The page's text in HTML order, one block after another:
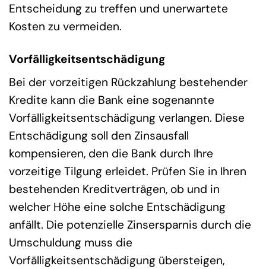
Entscheidung zu treffen und unerwartete
Kosten zu vermeiden.
Vorfälligkeitsentschädigung
Bei der vorzeitigen Rückzahlung bestehender
Kredite kann die Bank eine sogenannte
Vorfälligkeitsentschädigung verlangen. Diese
Entschädigung soll den Zinsausfall
kompensieren, den die Bank durch Ihre
vorzeitige Tilgung erleidet. Prüfen Sie in Ihren
bestehenden Kreditverträgen, ob und in
welcher Höhe eine solche Entschädigung
anfällt. Die potenzielle Zinsersparnis durch die
Umschuldung muss die
Vorfälligkeitsentschädigung übersteigen,